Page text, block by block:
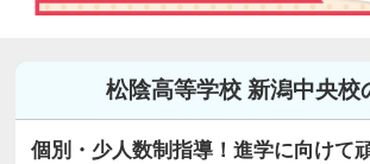
松陰高等学校 新潟中央校
個別・少人数制指導！進学に向けて